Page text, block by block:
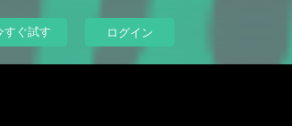
すぐ試す ログイン